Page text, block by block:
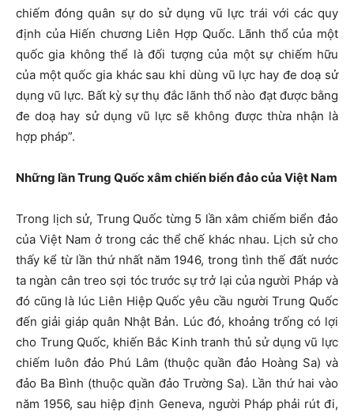
chiếm đóng quân sự do sử dụng vũ lực trái với các quy
định của Hiến chương Liên Hợp Quốc. Lãnh thổ của một
quốc gia không thể là đối tượng của một sự chiếm hữu
của một quốc gia khác sau khi dùng vũ lực hay đe doạ sử
dụng vũ lực. Bất kỳ sự thụ đắc lãnh thổ nào đạt được bằng
đe doạ hay sử dụng vũ lực sẽ không được thừa nhận là
hợp pháp”.
Những lần Trung Quốc xâm chiến biển đảo của Việt Nam
Trong lịch sử, Trung Quốc từng 5 lần xâm chiếm biển đảo
của Việt Nam ở trong các thể chế khác nhau. Lịch sử cho
thấy kể từ lần thứ nhất năm 1946, trong tình thế đất nước
ta ngàn cân treo sợi tóc trước sự trở lại của người Pháp và
đó cũng là lúc Liên Hiệp Quốc yêu cầu người Trung Quốc
đến giải giáp quân Nhật Bản. Lúc đó, khoảng trống có lợi
cho Trung Quốc, khiến Bắc Kinh tranh thủ sử dụng vũ lực
chiếm luôn đảo Phú Lâm (thuộc quần đảo Hoàng Sa) và
đảo Ba Bình (thuộc quần đảo Trường Sa). Lần thứ hai vào
năm 1956, sau hiệp định Geneva, người Pháp phải rút đi,